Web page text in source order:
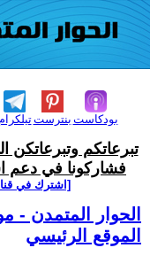
تيلكرامبنترست بودكاست
تبرعاتكم وتبرعاتكن
فشاركونا في دعم
[اشترك في
الحوار المتمدن -
الموقع الرئيسي